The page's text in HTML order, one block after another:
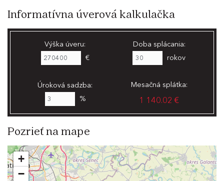
Informatívna úverová kalkulačka
Výška úveru:
€
Doba splácania:
rokov
Úroková sadzba:
%
Mesačná splátka:
1 140.02 €
Pozrieť na mape
+
−